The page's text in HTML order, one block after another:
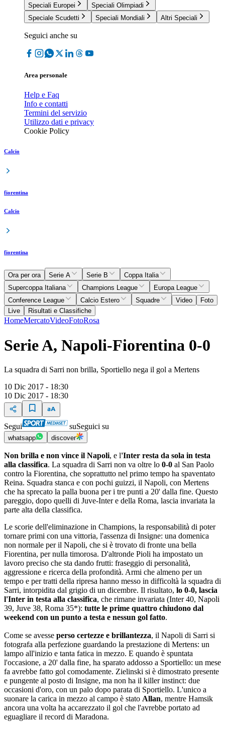
Speciali Europei
Speciali Olimpiadi
Speciale Scudetti
Speciali Mondiali Altri Speciali
Seguici anche su
Area personale
Help e Faq
Info e contatti
Termini del servizio
Utilizzo dati e privacy
Cookie Policy
Calcio
fiorentina
Calcio
fiorentina
Ora per ora Serie A Serie B
Coppa Italia
Supercoppa Italiana
Champions League
Europa League
Conference League
Calcio Estero Squadre Video
Foto
Live
Risultati e Classifiche
HomeMercatoVideoFotoRosa
Serie A, Napoli-Fiorentina 0-0
La squadra di Sarri non brilla, Sportiello nega il gol a Mertens
10 Dic 2017 - 18:30
10 Dic 2017 - 18:30
Segui suSeguici su
whatsapp discover
Non brilla e non vince il Napoli, e l'Inter resta da sola in testa
alla classifica. La squadra di Sarri non va oltre lo 0-0 al San Paolo
contro la Fiorentina, che soprattutto nel primo tempo ha spaventato
Reina. Squadra stanca e con pochi guizzi, il Napoli, con Mertens
che ha sprecato la palla buona per i tre punti a 20' dalla fine. Questo
pareggio, dopo quelli di Juve-Inter e della Roma, lascia invariata la
parte alta della classifica.
Le scorie dell'eliminazione in Champions, la responsabilità di poter
tornare primi con una vittoria, l'assenza di Insigne: una domenica
non normale per il Napoli, che si è trovato di fronte una bella
Fiorentina, per nulla timorosa. D'altronde Pioli ha impostato un
lavoro preciso che sta dando frutti: fraseggio di personalità,
aggressione e ricerca della profondità. Armi che almeno per un
tempo e per tratti della ripresa hanno messo in difficoltà la squadra di
Sarri, intorpidita dal grigio di un dicembre. Il risultato, lo 0-0, lascia
l'Inter in testa alla classifica, che rimane invariata (Inter 40, Napoli
39, Juve 38, Roma 35*): tutte le prime quattro chiudono dal
weekend con un punto a testa e nessun gol fatto.
Come se avesse perso certezze e brillantezza, il Napoli di Sarri si
fotografa alla perfezione guardando la prestazione di Mertens: un
lampo all'inizio e tanta fatica in mezzo. E quando è spuntata
l'occasione, a 20' dalla fine, ha sparato addosso a Sportiello: un mese
fa avrebbe fatto gol comodamente. Zielinski si è dimostrato presente
e pungente al posto di Insigne, ma non ha il killer instinct: due
occasioni d'oro, con un palo dopo parata di Sportiello. L'unico a
suonare la carica in mezzo al campo è stato Allan, mentre Hamsik
ancora una volta ha accarezzato il gol che l'avrebbe portato ad
eguagliare il record di Maradona.